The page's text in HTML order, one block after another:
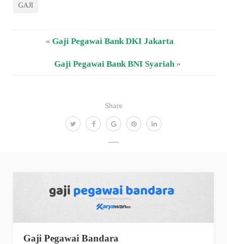
Share
GAJI
« Gaji Pegawai Bank DKI Jakarta
Gaji Pegawai Bank BNI Syariah»
Gaji Pegawai Bandara